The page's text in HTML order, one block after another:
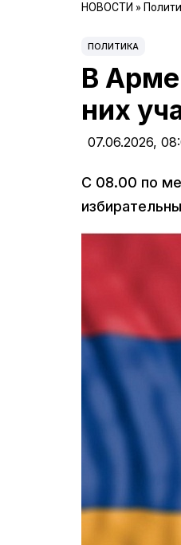
НОВОСТИ »
ПОЛИТИКА
В
них
07.06.2026,
С 08.00 по